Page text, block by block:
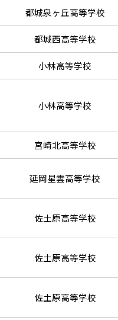
都城泉ヶ丘高等学校
都城西高等学校
小林高等学校
小林高等学校
宮崎北高等学校
延岡星雲高等学校
佐土原高等学校
佐土原高等学校
佐土原高等学校